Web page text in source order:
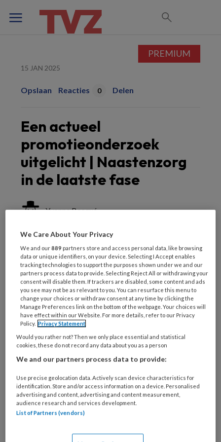
15 JAN 2025
Opslaan Reacties 0 Delen
Een actueel
promotieonderzoek
uitgelicht | Naastenzorg
in de laatste fase
Yvonne Becqué
Bespreking van het proefschrift van
Yvonne Becqué over Naastenzorg in
de laatste fase.
1 Wat is de vraagstelling
van
PREMIUM
PREMIUM
We Care About Your Privacy
We and our889 partners store and access personal data, like browsing
data or unique identifiers, on your device. Selecting I Accept enables
tracking technologies to support the purposes shown under we and our
partners process data to provide. Selecting Reject All or withdrawing your
consent will disable them. If trackers are disabled, some content and ads
you see may not be as relevant to you. You can resurface this menu to
change your choices or withdraw consent at any time by clicking the
Manage Preferences link on the bottom of the webpage. Your choices will
have effect within our Website. For more details, refer to our Privacy
Policy. Privacy Statement
Would you rather not? Then we only place essential and statistical
cookies, these do not record any data about you as a person
We and our partners process data to provide:
Use precise geolocation data. Actively scan device characteristics for
identification. Store and/or access information on a device. Personalised
advertising and content, advertising and content measurement,
audience research and services development.
List of Partners (vendors)